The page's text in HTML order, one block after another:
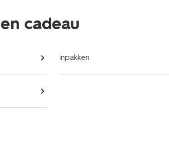
cadeau
inpakken